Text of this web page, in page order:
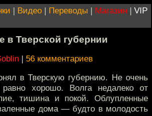
| Видео | Переводы | Магазин | VIP
Тверской губернии
| 56 комментариев
в Тверскую губернию. Не очень
хорошо. Волга недалеко от
тишина и покой. Облупленные
дома — будто в молодость